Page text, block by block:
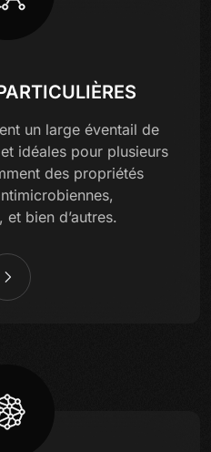
un large éventail de
idéales pour plusieurs
des propriétés
bien d’autres.